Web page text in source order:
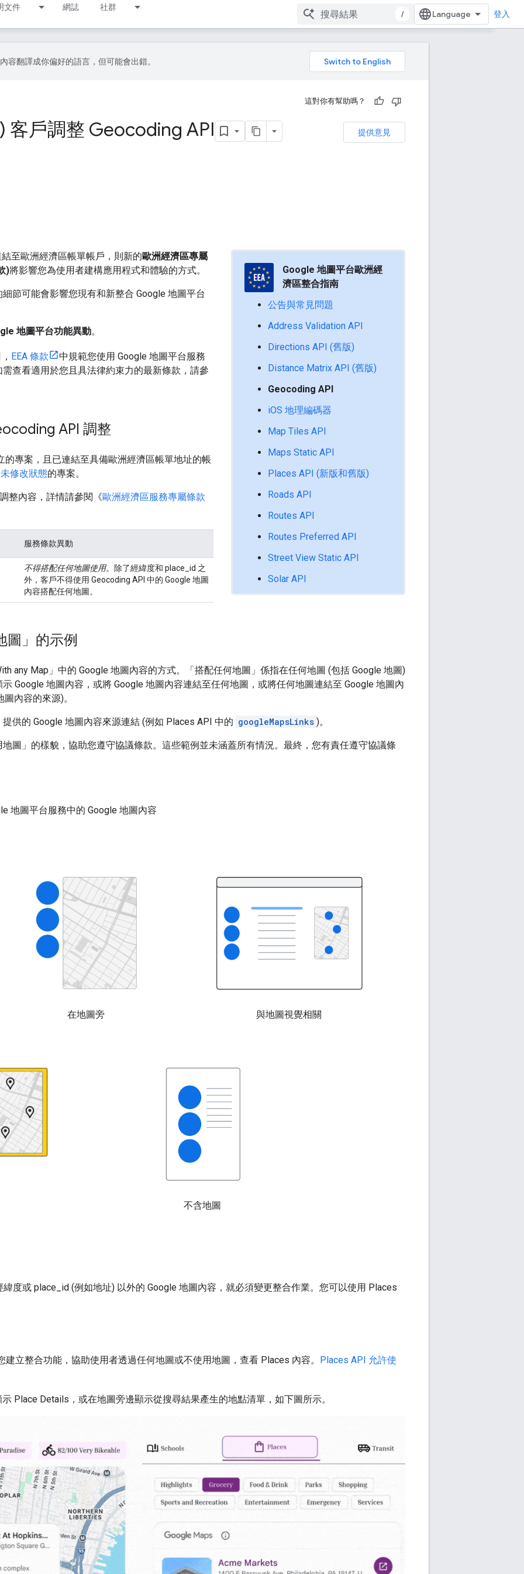
文件 網誌 社群
/ 登入
容翻譯成你偏好的語言，但可能會出錯。
這對你有幫助嗎？
提供意見
客戶調整 Geocoding API
Google 地圖平台歐洲經
濟區整合指南
公告與常見問題
Address Validation API
Directions API (舊版)
Distance Matrix API (舊版)
Geocoding API
iOS 地理編碼器
Map Tiles API
Maps Static API
Places API (新版和舊版)
Roads API
Routes API
Routes Preferred API
Street View Static API
Solar API
結至歐洲經濟區帳單帳戶，則新的歐洲經濟區專屬
)將影響您為使用者建構應用程式和體驗的方式。
細節可能會影響您現有和新整合 Google 地圖平台
地圖平台功能異動。
EEA 條款
中規範您使用 Google 地圖平台服務
查看適用於您且具法律約束力的最新條款，請參
API 調整
的專案，且已連結至具備歐洲經濟區帳單地址的帳
未修改狀態的專案。
整內容，詳情請參閱《歐洲經濟區服務專屬條款
服務條款異動
不得搭配任何地圖使用。除了經緯度和 place_id 之
外，客戶不得使用 Geocoding API 中的 Google 地圖
內容搭配任何地圖。
圖」的示例
any Map」中的 Google 地圖內容的方式。「搭配任何地圖」係指在任何地圖 (包括 Google 地圖)
Google 地圖內容，或將 Google 地圖內容連結至任何地圖，或將任何地圖連結至 Google 地圖內
內容的來源)。
供的 Google 地圖內容來源連結 (例如 Places API 中的 googleMapsLinks )。
地圖」的樣貌，協助您遵守協議條款。這些範例並未涵蓋所有情況。最終，您有責任遵守協議條
地圖平台服務中的 Google 地圖內容
在地圖旁 與地圖視覺相關
不含地圖
緯度或 place_id (例如地址) 以外的 Google 地圖內容，就必須變更整合作業。您可以使用 Places
建立整合功能，協助使用者透過任何地圖或不使用地圖，查看 Places 內容。 Places API 允許使
Place Details，或在地圖旁邊顯示從搜尋結果產生的地點清單，如下圖所示。